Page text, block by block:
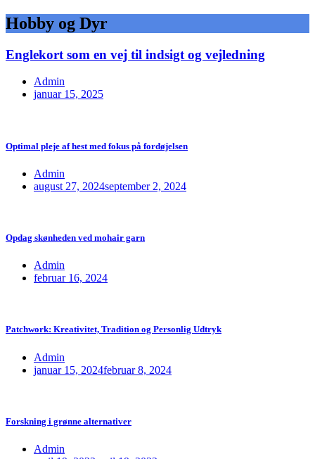
Hobby og Dyr
Englekort som en vej til indsigt og vejledning
Admin
januar 15, 2025
Optimal pleje af hest med fokus på fordøjelsen
Admin
august 27, 2024september 2, 2024
Opdag skønheden ved mohair garn
Admin
februar 16, 2024
Patchwork: Kreativitet, Tradition og Personlig Udtryk
Admin
januar 15, 2024februar 8, 2024
Forskning i grønne alternativer
Admin